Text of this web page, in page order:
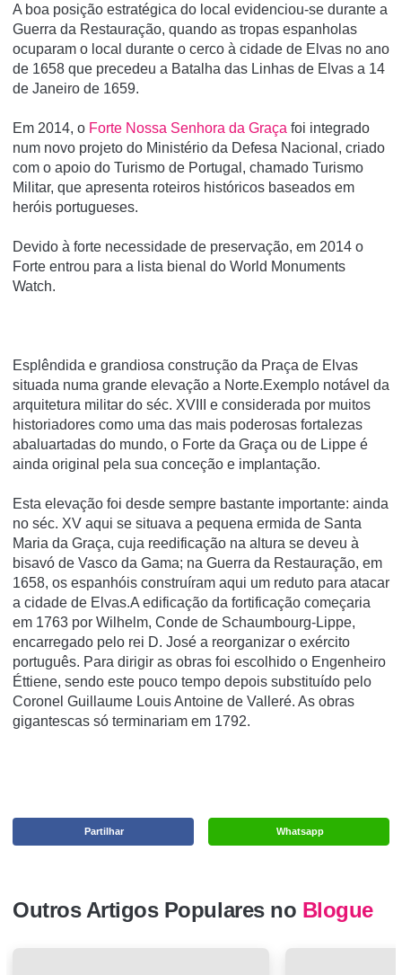
A boa posição estratégica do local evidenciou-se durante a
Guerra da Restauração, quando as tropas espanholas
ocuparam o local durante o cerco à cidade de Elvas no ano
de 1658 que precedeu a Batalha das Linhas de Elvas a 14
de Janeiro de 1659.
Em 2014, o Forte Nossa Senhora da Graça foi integrado
num novo projeto do Ministério da Defesa Nacional, criado
com o apoio do Turismo de Portugal, chamado Turismo
Militar, que apresenta roteiros históricos baseados em
heróis portugueses.
Devido à forte necessidade de preservação, em 2014 o
Forte entrou para a lista bienal do World Monuments
Watch.
Esplêndida e grandiosa construção da Praça de Elvas
situada numa grande elevação a Norte.Exemplo notável da
arquitetura militar do séc. XVIII e considerada por muitos
historiadores como uma das mais poderosas fortalezas
abaluartadas do mundo, o Forte da Graça ou de Lippe é
ainda original pela sua conceção e implantação.
Esta elevação foi desde sempre bastante importante: ainda
no séc. XV aqui se situava a pequena ermida de Santa
Maria da Graça, cuja reedificação na altura se deveu à
bisavó de Vasco da Gama; na Guerra da Restauração, em
1658, os espanhóis construíram aqui um reduto para atacar
a cidade de Elvas.A edificação da fortificação começaria
em 1763 por Wilhelm, Conde de Schaumbourg-Lippe,
encarregado pelo rei D. José a reorganizar o exército
português. Para dirigir as obras foi escolhido o Engenheiro
Éttiene, sendo este pouco tempo depois substituído pelo
Coronel Guillaume Louis Antoine de Valleré. As obras
gigantescas só terminariam em 1792.
Whatsapp
Partilhar
Outros Artigos Populares no Blogue